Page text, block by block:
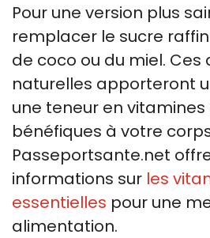
Pour une version plus
remplacer le sucre
de coco ou du miel.
naturelles apporteront
une teneur en
bénéfiques à votre
Passeportsante.net
informations sur les
essentielles pour une
alimentation.